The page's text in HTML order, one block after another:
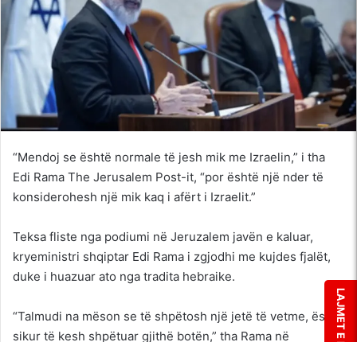
“Mendoj se është normale të jesh mik me Izraelin,” i tha
Edi Rama The Jerusalem Post-it, “por është një nder të
konsiderohesh një mik kaq i afërt i Izraelit.”
Teksa fliste nga podiumi në Jeruzalem javën e kaluar,
kryeministri shqiptar Edi Rama i zgjodhi me kujdes fjalët,
duke i huazuar ato nga tradita hebraike.
“Talmudi na mëson se të shpëtosh një jetë të vetme, është
sikur të kesh shpëtuar gjithë botën,” tha Rama në